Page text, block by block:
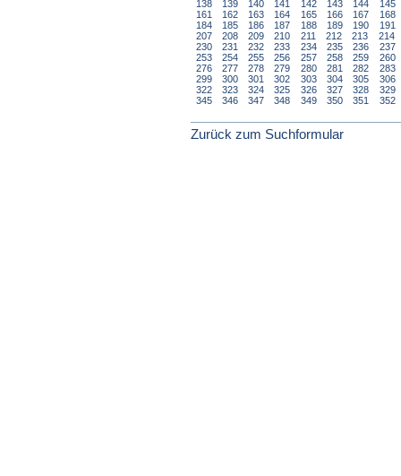
138
139 140 141 142 143 144
145
161
162 163 164 165 166 167
168
184
185 186 187 188 189 190
191
207
208 209 210 211 212 213
214
230
231 232 233 234 235 236
237
253
254 255 256 257 258 259
260
276
277 278 279 280 281 282
283
299
300 301 302 303 304 305
306
322
323 324 325 326 327 328
329
345
346 347 348 349 350 351 352
Zurück zum Suchformular